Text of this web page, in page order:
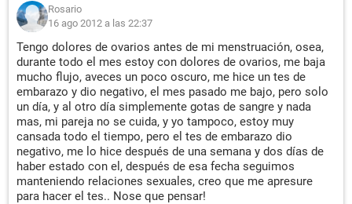
Rosario
16 ago 2012 a las 22:37
Tengo dolores de ovarios antes de mi menstruación, osea,
durante todo el mes estoy con dolores de ovarios, me baja
mucho flujo, aveces un poco oscuro, me hice un tes de
embarazo y dio negativo, el mes pasado me bajo, pero solo
un día, y al otro día simplemente gotas de sangre y nada
mas, mi pareja no se cuida, y yo tampoco, estoy muy
cansada todo el tiempo, pero el tes de embarazo dio
negativo, me lo hice después de una semana y dos días de
haber estado con el, después de esa fecha seguimos
manteniendo relaciones sexuales, creo que me apresure
para hacer el tes.. Nose que pensar!